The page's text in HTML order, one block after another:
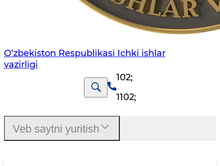
O‘zbеkiston Rеspublikаsi Ichki ishlаr
vаzirligi
102;
1102;
Veb saytni yuritish